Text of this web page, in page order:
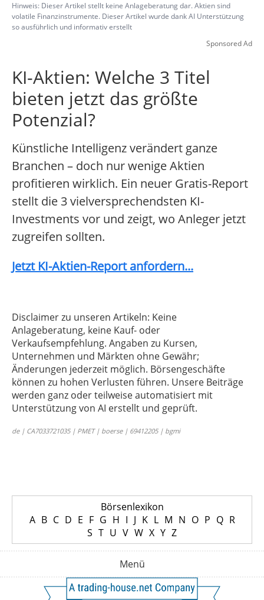
Hinweis: Dieser Artikel stellt keine Anlageberatung dar. Aktien sind
volatile Finanzinstrumente. Dieser Artikel wurde dank AI Unterstützung
so ausführlich und informativ erstellt
Sponsored Ad
KI-Aktien: Welche 3 Titel
bieten jetzt das größte
Potenzial?
Künstliche Intelligenz verändert ganze
Branchen – doch nur wenige Aktien
profitieren wirklich. Ein neuer Gratis-Report
stellt die 3 vielversprechendsten KI-
Investments vor und zeigt, wo Anleger jetzt
zugreifen sollten.
Jetzt KI-Aktien-Report anfordern...
Disclaimer zu unseren Artikeln: Keine
Anlageberatung, keine Kauf- oder
Verkaufsempfehlung. Angaben zu Kursen,
Unternehmen und Märkten ohne Gewähr;
Änderungen jederzeit möglich. Börsengeschäfte
können zu hohen Verlusten führen. Unsere Beiträge
werden ganz oder teilweise automatisiert mit
Unterstützung von AI erstellt und geprüft.
de | CA7033721035 | PMET | boerse | 69412205 | bgmi
Börsenlexikon
A B C D E F G H I J K L M N O P Q R
S T U V W X Y Z
Menü